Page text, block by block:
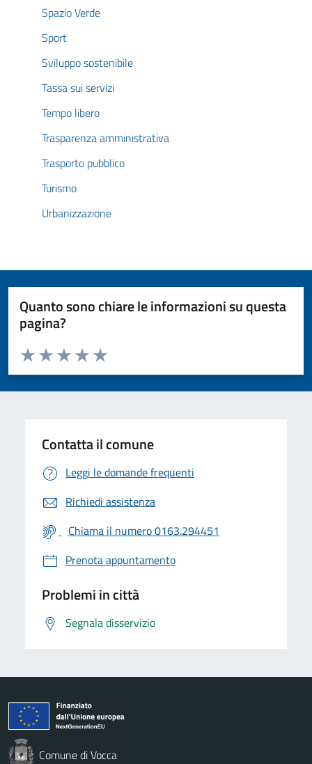
Spazio Verde
Sport
Sviluppo sostenibile
Tassa sui servizi
Tempo libero
Trasparenza amministrativa
Trasporto pubblico
Turismo
Urbanizzazione
Quanto sono chiare le informazioni su questa
pagina?
Valuta da 1 a 5 stelle la pagina
Valuta 5 stelle su 5
Valuta 4 stelle su 5
Valuta 3 stelle su 5
Valuta 2 stelle su 5
Valuta 1 stelle su 5
Contatta il comune
Leggi le domande frequenti
Richiedi assistenza
Chiama il numero 0163.294451
Prenota appuntamento
Problemi in città
Segnala disservizio
Comune di Vocca